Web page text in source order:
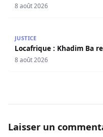
8 août 2026
JUSTICE
Locafrique : Khadim Ba
8 août 2026
Laisser un